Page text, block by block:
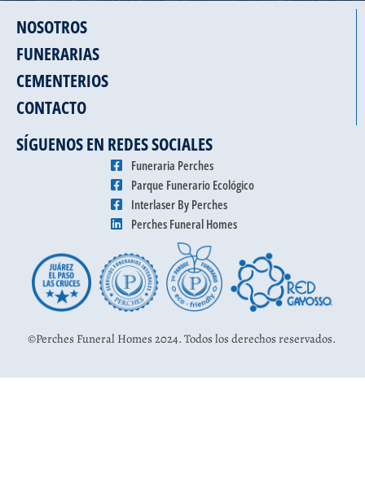
NOSOTROS
FUNERARIAS
CEMENTERIOS
CONTACTO
SÍGUENOS EN REDES SOCIALES
Funeraria Perches
Parque Funerario Ecológico
Interlaser By Perches
Perches Funeral Homes
©Perches Funeral Homes 2024. Todos los derechos reservados.